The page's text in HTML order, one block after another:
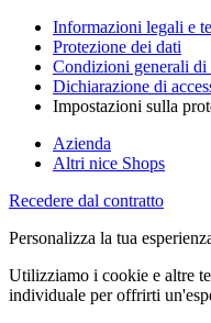
Informazioni legali e
Protezione dei dati
Condizioni generali di
Dichiarazione di
Impostazioni sulla
Azienda
Altri nice Shops
Recedere dal contratto
Personalizza la tua
Utilizziamo i cookie e altre
individuale per offrirti